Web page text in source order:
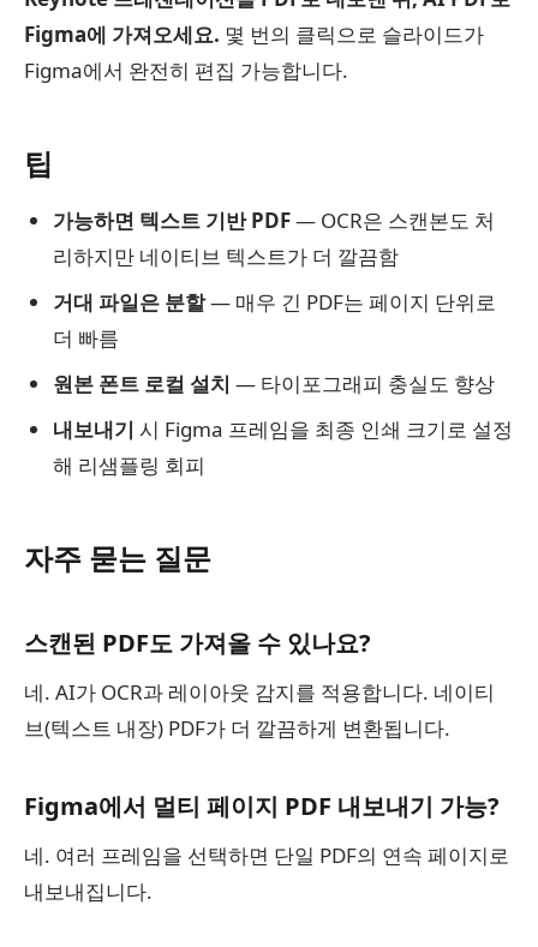
Figma에 가져오세요. 몇 번의 클릭으로 슬라이드가
Figma에서 완전히 편집 가능합니다.
팁
가능하면 텍스트 기반 PDF— OCR은 스캔본도 처
리하지만 네이티브 텍스트가 더 깔끔함
거대 파일은 분할— 매우 긴 PDF는 페이지 단위로
더 빠름
원본 폰트 로컬 설치 — 타이포그래피 충실도 향상
내보내기 시 Figma 프레임을 최종 인쇄 크기로 설정
해 리샘플링 회피
자주 묻는 질문
스캔된 PDF도 가져올 수 있나요?
네. AI가 OCR과 레이아웃 감지를 적용합니다. 네이티
브(텍스트 내장) PDF가 더 깔끔하게 변환됩니다.
Figma에서 멀티 페이지 PDF 내보내기 가능?
네. 여러 프레임을 선택하면 단일 PDF의 연속 페이지로
내보내집니다.